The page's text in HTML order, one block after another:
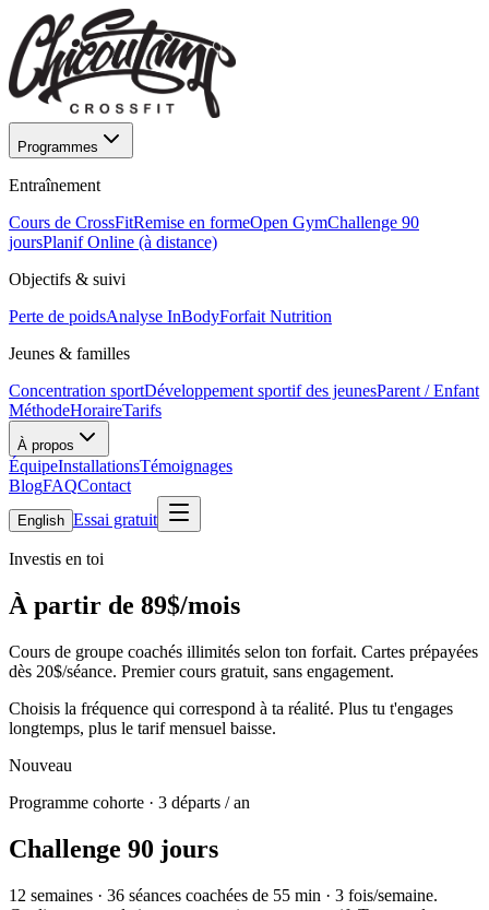
Programmes
Entraînement
Cours de CrossFitRemise en formeOpen GymChallenge 90
joursPlanif Online (à distance)
Objectifs & suivi
Perte de poidsAnalyse InBodyForfait Nutrition
Jeunes & familles
Concentration sportDéveloppement sportif des jeunesParent / Enfant
MéthodeHoraireTarifs
À propos
ÉquipeInstallationsTémoignages
BlogFAQContact
English Essai gratuit
Investis en toi
À partir de 89$/mois
Cours de groupe coachés illimités selon ton forfait. Cartes prépayées
dès 20$/séance. Premier cours gratuit, sans engagement.
Choisis la fréquence qui correspond à ta réalité. Plus tu t'engages
longtemps, plus le tarif mensuel baisse.
Nouveau
Programme cohorte · 3 départs / an
Challenge 90 jours
12 semaines · 36 séances coachées de 55 min · 3 fois/semaine.